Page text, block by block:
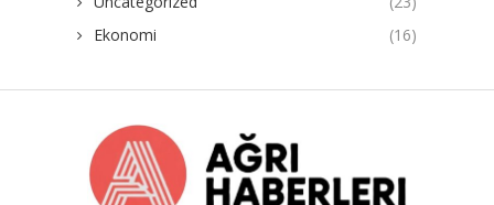
Ekonomi
(16)